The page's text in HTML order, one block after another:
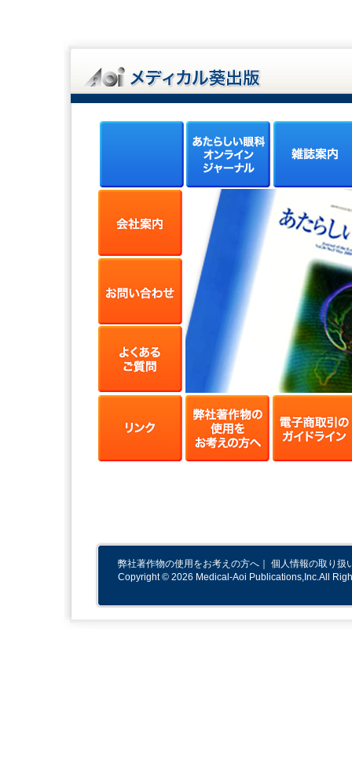
弊社著作物の使用をお考えの方へ ｜ 個人情報の取り扱
Copyright © 2026 Medical-Aoi Publications,Inc.All